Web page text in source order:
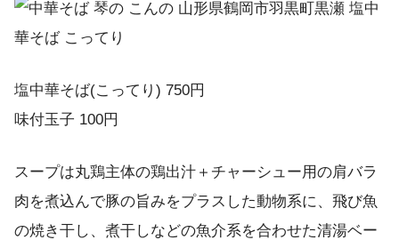
塩中華そば(こってり) 750円
味付玉子 100円
スープは丸鶏主体の鶏出汁＋チャーシュー用の肩バラ
肉を煮込んで豚の旨みをプラスした動物系に、飛び魚
の焼き干し、煮干しなどの魚介系を合わせた清湯ベー